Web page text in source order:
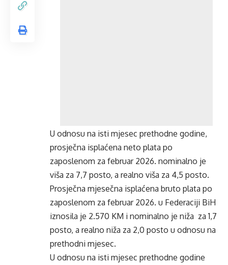
U odnosu na isti mjesec prethodne godine,
prosječna isplaćena neto plata po
zaposlenom za februar 2026. nominalno je
viša za 7,7 posto, a realno viša za 4,5 posto.
Prosječna mjesečna isplaćena bruto plata po
zaposlenom za februar 2026. u Federaciji BiH
iznosila je 2.570 KM i nominalno je niža za 1,7
posto, a realno niža za 2,0 posto u odnosu na
prethodni mjesec.
U odnosu na isti mjesec prethodne godine